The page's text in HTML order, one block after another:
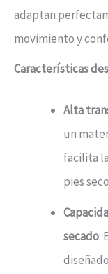
adaptan
movimiento y
Características
Alta
un
facilita
pies
secado: